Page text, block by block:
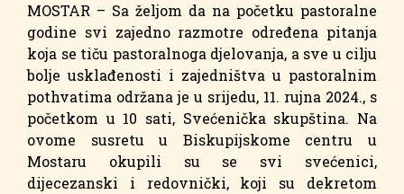
MOSTAR – Sa željom da na početku pastoralne
godine svi zajedno razmotre određena pitanja
koja se tiču pastoralnoga djelovanja, a sve u cilju
bolje usklađenosti i zajedništva u pastoralnim
pothvatima održana je u srijedu, 11. rujna 2024., s
početkom u 10 sati, Svećenička skupština. Na
ovome susretu u Biskupijskome centru u
Mostaru okupili su se svi svećenici,
dijecezanski i redovnički, koji su dekretom